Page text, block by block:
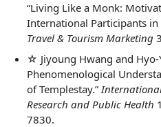
“Living Like a Monk:
International Participants in
Travel & Tourism Marketing
☆ Jiyoung Hwang and Hyo-
Phenomenological
of Templestay.”
Research and Public Health
7830.